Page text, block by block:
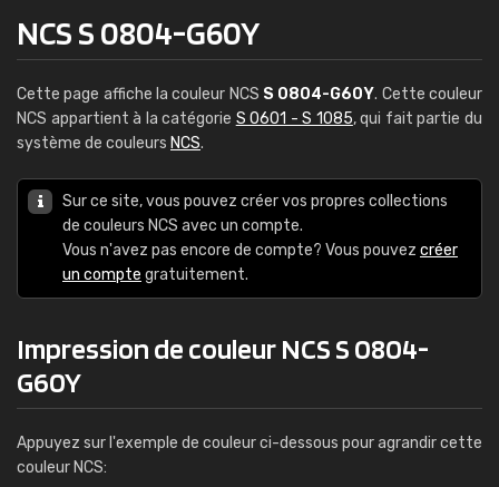
NCS S 0804-G60Y
Cette page affiche la couleur NCS S 0804-G60Y. Cette couleur
NCS appartient à la catégorie S 0601 - S 1085, qui fait partie du
système de couleurs NCS.
Sur ce site, vous pouvez créer vos propres collections
de couleurs NCS avec un compte.
Vous n'avez pas encore de compte? Vous pouvez créer
un compte gratuitement.
Impression de couleur NCS S 0804-
G60Y
Appuyez sur l'exemple de couleur ci-dessous pour agrandir cette
couleur NCS: